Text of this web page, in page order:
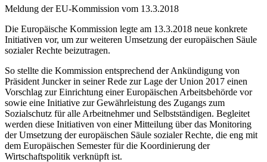
Meldung der EU-Kommission vom 13.3.2018
Die Europäische Kommission legte am 13.3.2018 neue konkrete
Initiativen vor, um zur weiteren Umsetzung der europäischen Säule
sozialer Rechte beizutragen.
So stellte die Kommission entsprechend der Ankündigung von
Präsident Juncker in seiner Rede zur Lage der Union 2017 einen
Vorschlag zur Einrichtung einer Europäischen Arbeitsbehörde vor
sowie eine Initiative zur Gewährleistung des Zugangs zum
Sozialschutz für alle Arbeitnehmer und Selbstständigen. Begleitet
werden diese Initiativen von einer Mitteilung über das Monitoring
der Umsetzung der europäischen Säule sozialer Rechte, die eng mit
dem Europäischen Semester für die Koordinierung der
Wirtschaftspolitik verknüpft ist.